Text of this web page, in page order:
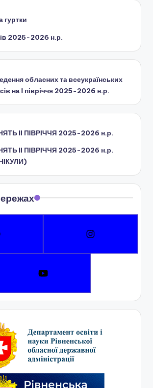
гуртки
2025-2026 н.р.
обласних та всеукраїнських
на І півріччя 2025-2026 н.р.
IІ ПІВРІЧЧЯ 2025-2026 н.р.
IІ ПІВРІЧЧЯ 2025-2026 н.р.